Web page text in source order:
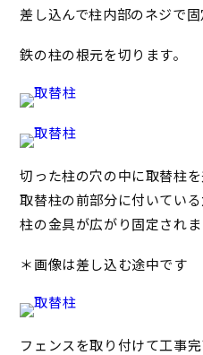
差し込んで柱内部のネジで固
鉄の柱の根元を切ります。
切った柱の穴の中に取替柱を
取替柱の前部分に付いてい
柱の金具が広がり固定されま
＊画像は差し込む途中です
フェンスを取り付けて工事完